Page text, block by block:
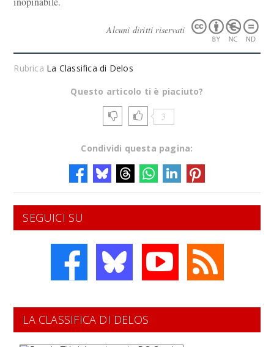
Alcuni diritti riservati
Rubrica La Classifica di Delos
Questo articolo ti è piaciuto?
3
Condividi questa pagina:
SEGUICI SU
LA CLASSIFICA DI DELOS